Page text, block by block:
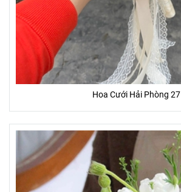
Hoa Cưới Hải Phòng 27